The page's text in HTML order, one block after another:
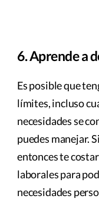
6. Aprende a
Es posible que
límites, incluso
necesidades se
puedes manejar.
entonces te
laborales para
necesidades